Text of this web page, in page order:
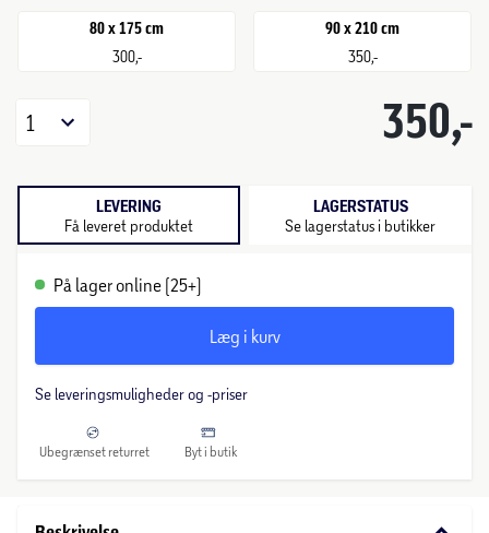
80 x 175 cm
300,-
90 x 210 cm
350,-
350,-
1
LEVERING
Få leveret produktet
LAGERSTATUS
Se lagerstatus i butikker
På lager online (25+)
Læg i kurv
Se leveringsmuligheder og -priser
Ubegrænset returret Byt i butik